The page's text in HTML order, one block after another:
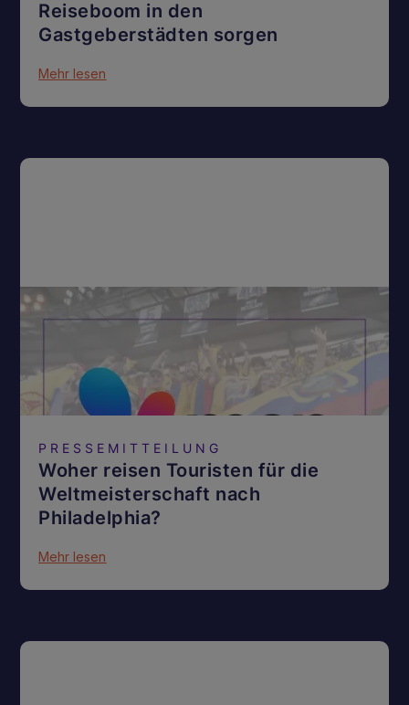
Reiseboom in den
Gastgeberstädten sorgen
Mehr lesen
PRESSEMITTEILUNG
Woher reisen Touristen für die
Weltmeisterschaft nach
Philadelphia?
Mehr lesen